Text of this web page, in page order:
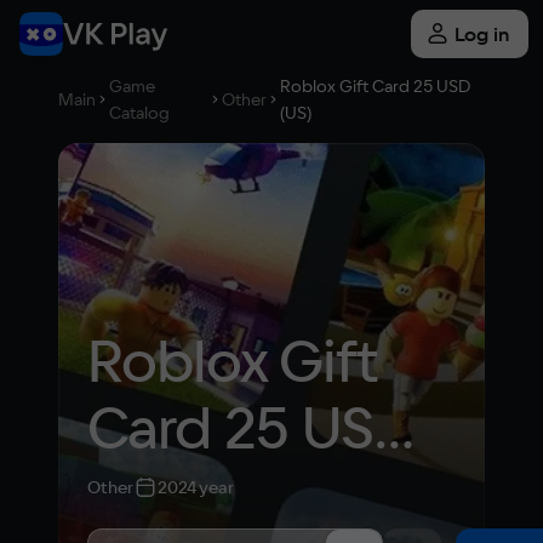
Log in
Main
Game
Catalog
Other
Roblox Gift Card 25 USD
(US)
Roblox Gift
Card 25 USD
(US)
Other 2024 year